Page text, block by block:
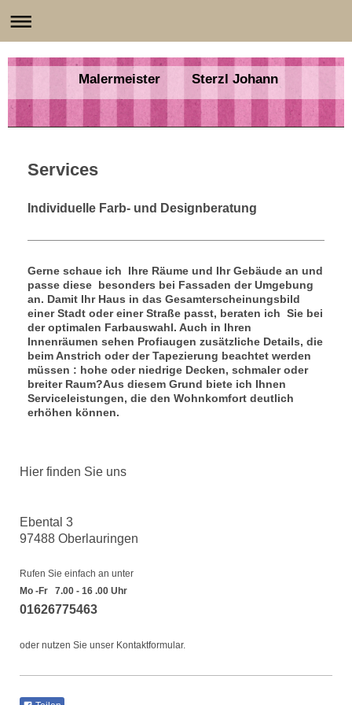
Malermeister Sterzl Johann
Services
Individuelle Farb- und Designberatung
Gerne schaue ich Ihre Räume und Ihr Gebäude an und
passe diese besonders bei Fassaden der Umgebung
an. Damit Ihr Haus in das Gesamterscheinungsbild
einer Stadt oder einer Straße passt, beraten ich Sie bei
der optimalen Farbauswahl. Auch in Ihren
Innenräumen sehen Profiaugen zusätzliche Details, die
beim Anstrich oder der Tapezierung beachtet werden
müssen : hohe oder niedrige Decken, schmaler oder
breiter Raum?Aus diesem Grund biete ich Ihnen
Serviceleistungen, die den Wohnkomfort deutlich
erhöhen können.
Hier finden Sie uns
Ebental 3
97488 Oberlauringen
Rufen Sie einfach an unter
Mo -Fr 7.00 - 16 .00 Uhr
01626775463
oder nutzen Sie unser Kontaktformular.